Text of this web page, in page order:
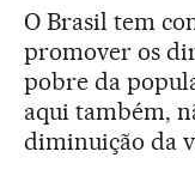
O Brasil tem
promover os
pobre da
aqui também,
diminuição da